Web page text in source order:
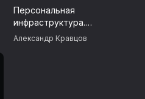
Персональная
инфраструктура.
Аудиокнига для тех, кто
Александр Кравцов